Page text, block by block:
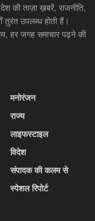
की ताज़ा ख़बरें, राजनीति,
उपलब्ध होती हैं।
हर जगह समाचार पढ़ने की
मनोरंजन
राज्य
लाइफस्टाइल
विदेश
संपादक की कलम से
स्पेशल रिपोर्ट